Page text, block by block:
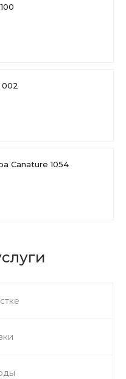
Canature 1054